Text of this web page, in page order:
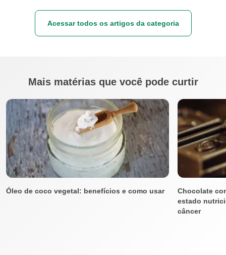
Acessar todos os artigos da categoria
Mais matérias que você pode curtir
Óleo de coco vegetal: benefícios e como usar
Chocolate
estado
câncer